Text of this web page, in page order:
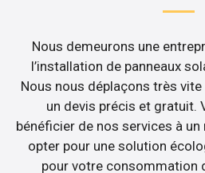
Nous demeurons une
l’installation de panneaux
Nous nous déplaçons très
un devis précis et gratuit.
bénéficier de nos services à
opter pour une solution
pour votre consommation